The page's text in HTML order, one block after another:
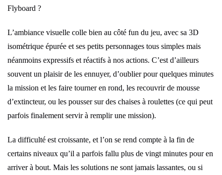
Flyboard ?
L’ambiance visuelle colle bien au côté fun du jeu, avec sa 3D
isométrique épurée et ses petits personnages tous simples mais
néanmoins expressifs et réactifs à nos actions. C’est d’ailleurs
souvent un plaisir de les ennuyer, d’oublier pour quelques minutes
la mission et les faire tourner en rond, les recouvrir de mousse
d’extincteur, ou les pousser sur des chaises à roulettes (ce qui peut
parfois finalement servir à remplir une mission).
La difficulté est croissante, et l’on se rend compte à la fin de
certains niveaux qu’il a parfois fallu plus de vingt minutes pour en
arriver à bout. Mais les solutions ne sont jamais lassantes, ou si